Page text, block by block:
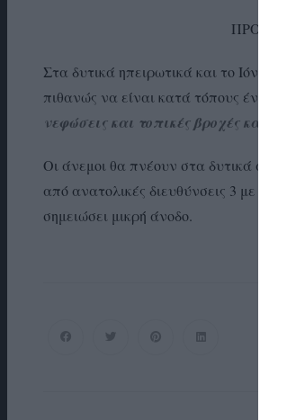
Στα δυτικά ηπειρωτικά και το Ιόνιο
πιθανώς να είναι κατά τόπους έντονα.
νεφώσεις και τοπικές βροχές καθώς
Οι άνεμοι θα πνέουν στα δυτικά από
από ανατολικές διευθύνσεις 3 με 5
σημειώσει μικρή άνοδο.